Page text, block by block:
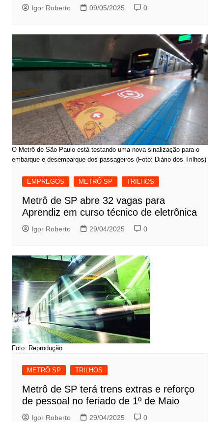
Igor Roberto 09/05/2025 0
O Metrô de São Paulo está testando uma nova sinalização para o
embarque e desembarque dos passageiros (Foto: Diário dos Trilhos)
EMPREGOS METRÔ SP TRILHOS
Metrô de SP abre 32 vagas para
Aprendiz em curso técnico de eletrônica
Igor Roberto 29/04/2025 0
Foto: Reprodução
METRÔ SP TRILHOS
Metrô de SP terá trens extras e reforço
de pessoal no feriado de 1º de Maio
Igor Roberto 29/04/2025 0